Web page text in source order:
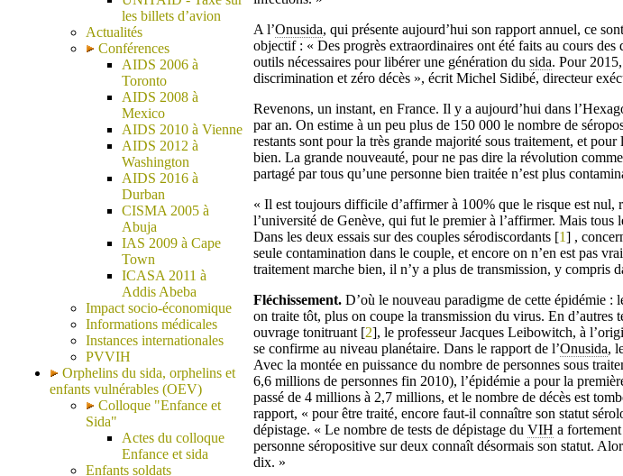
les billets d’avion
Actualités
Conférences
AIDS 2006 à
Toronto
AIDS 2008 à
Mexico
AIDS 2010 à Vienne
AIDS 2012 à
Washington
AIDS 2016 à
Durban
CISMA 2005 à
Abuja
IAS 2009 à Cape
Town
ICASA 2011 à
Addis Abeba
Impact socio-économique
Informations médicales
Instances internationales
PVVIH
Orphelins du sida, orphelins et
enfants vulnérables (OEV)
Colloque "Enfance et
Sida"
Actes du colloque
Enfance et sida
Enfants soldats
A l’Onusida, qui présente aujourd’hui son rapport annuel, ce
objectif : « Des progrès extraordinaires ont été faits au cours
outils nécessaires pour libérer une génération du sida. Pour
discrimination et zéro décès », écrit Michel Sidibé, directeur
Revenons, un instant, en France. Il y a aujourd’hui dans
par an. On estime à un peu plus de 150 000 le nombre de
restants sont pour la très grande majorité sous traitement, et
bien. La grande nouveauté, pour ne pas dire la révolution
partagé par tous qu’une personne bien traitée n’est plus
« Il est toujours difficile d’affirmer à 100% que le risque est
l’université de Genève, qui fut le premier à l’affirmer. Mais tous
Dans les deux essais sur des couples sérodiscordants [1] ,
seule contamination dans le couple, et encore on n’en est pas
traitement marche bien, il n’y a plus de transmission, y compris
Fléchissement. D’où le nouveau paradigme de cette épidémie
on traite tôt, plus on coupe la transmission du virus. En d’autres
ouvrage tonitruant [2], le professeur Jacques Leibowitch, à
se confirme au niveau planétaire. Dans le rapport de l’Onusida,
Avec la montée en puissance du nombre de personnes sous
6,6 millions de personnes fin 2010), l’épidémie a pour la
passé de 4 millions à 2,7 millions, et le nombre de décès est
rapport, « pour être traité, encore faut-il connaître son statut
dépistage. « Le nombre de tests de dépistage du VIH a
personne séropositive sur deux connaît désormais son statut.
dix. »